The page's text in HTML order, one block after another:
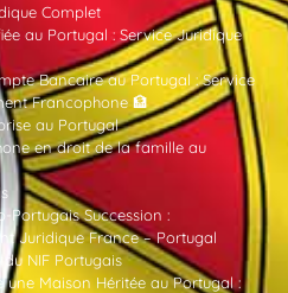
Complet
au Portugal : Service Juridique
Bancaire au Portugal : Service
Francophone 🏦
au Portugal
en droit de la famille au
Succession :
Juridique France – Portugal
NIF Portugais
une Maison Héritée au Portugal :